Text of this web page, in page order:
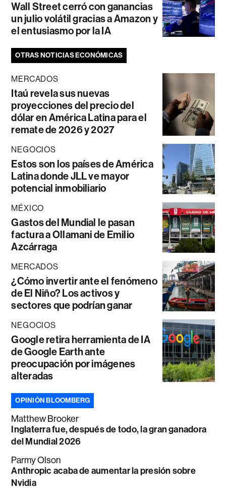
Wall Street cerró con ganancias
un julio volátil gracias a Amazon y
el entusiasmo por la IA
OTRAS NOTICIAS ECONÓMICAS
MERCADOS
Itaú revela sus nuevas
proyecciones del precio del
dólar en América Latina para el
remate de 2026 y 2027
NEGOCIOS
Estos son los países de América
Latina donde JLL ve mayor
potencial inmobiliario
MÉXICO
Gastos del Mundial le pasan
factura a Ollamani de Emilio
Azcárraga
MERCADOS
¿Cómo invertir ante el fenómeno
de El Niño? Los activos y
sectores que podrían ganar
NEGOCIOS
Google retira herramienta de IA
de Google Earth ante
preocupación por imágenes
alteradas
OPINIÓN BLOOMBERG
Matthew Brooker
Inglaterra fue, después de todo, la gran ganadora
del Mundial 2026
Parmy Olson
Anthropic acaba de aumentar la presión sobre
Nvidia